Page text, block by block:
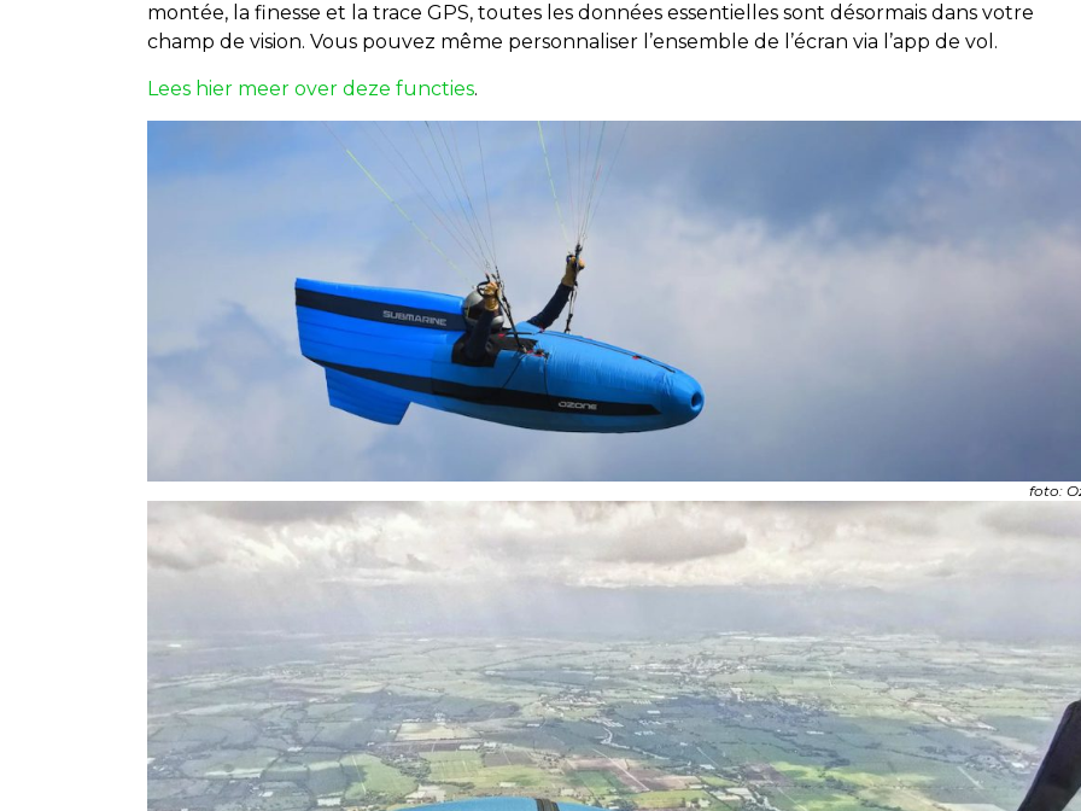
montée, la finesse et la trace GPS, toutes les données essentielles sont désormais dans votre
champ de vision. Vous pouvez même personnaliser l’ensemble de l’écran via l’app de vol.
Lees hier meer over deze functies.
foto: